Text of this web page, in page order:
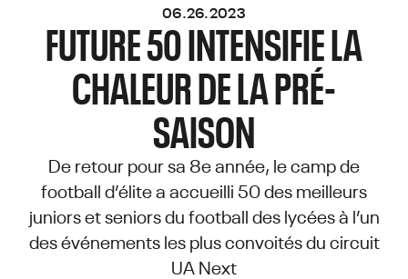
06.26.2023
FUTURE 50 INTENSIFIE LA
CHALEUR DE LA PRÉ-
SAISON
De retour pour sa 8e année, le camp de
football d’élite a accueilli 50 des meilleurs
juniors et seniors du football des lycées à l’un
des événements les plus convoités du circuit
UA Next